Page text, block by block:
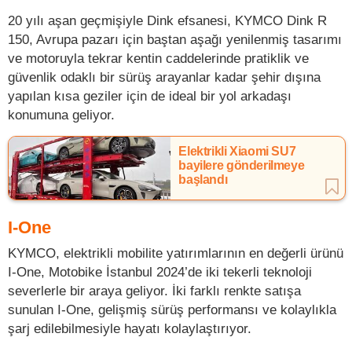
20 yılı aşan geçmişiyle Dink efsanesi, KYMCO Dink R
150, Avrupa pazarı için baştan aşağı yenilenmiş tasarımı
ve motoruyla tekrar kentin caddelerinde pratiklik ve
güvenlik odaklı bir sürüş arayanlar kadar şehir dışına
yapılan kısa geziler için de ideal bir yol arkadaşı
konumuna geliyor.
Elektrikli Xiaomi SU7
bayilere gönderilmeye
başlandı
I-One
KYMCO, elektrikli mobilite yatırımlarının en değerli ürünü
I-One, Motobike İstanbul 2024’de iki tekerli teknoloji
severlerle bir araya geliyor. İki farklı renkte satışa
sunulan I-One, gelişmiş sürüş performansı ve kolaylıkla
şarj edilebilmesiyle hayatı kolaylaştırıyor.